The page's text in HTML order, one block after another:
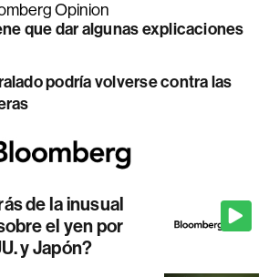
Opinion
que dar algunas explicaciones
podría volverse contra las
de la inusual
el yen por
y Japón?